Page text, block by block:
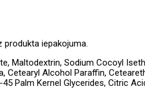
iepakojuma.
Maltodextrin, Sodium Cocoyl
Cetearyl Alcohol Paraffin,
Palm Kernel Glycerides, Citric